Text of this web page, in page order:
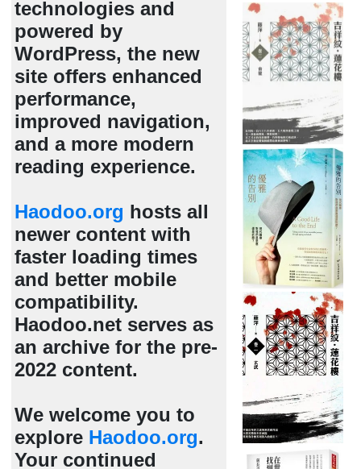
technologies and
powered by
WordPress, the new
site offers enhanced
performance,
improved navigation,
and a more modern
reading experience.
Haodoo.org hosts all
newer content with
faster loading times
and better mobile
compatibility.
Haodoo.net serves as
an archive for the pre-
2022 content.
We welcome you to
explore Haodoo.org.
Your continued